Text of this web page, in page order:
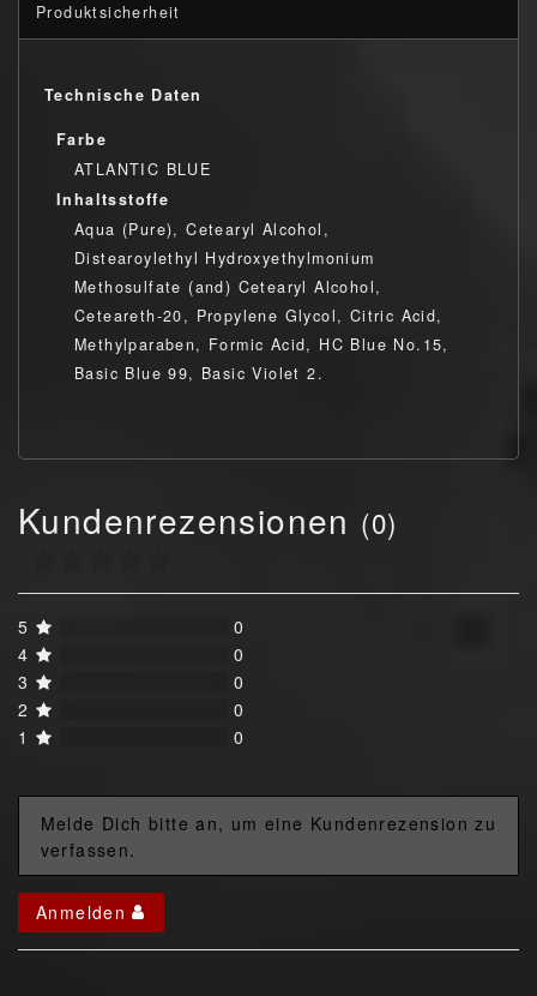
Produktsicherheit
Technische Daten
Farbe
ATLANTIC BLUE
Inhaltsstoffe
Aqua (Pure), Cetearyl Alcohol,
Distearoylethyl Hydroxyethylmonium
Methosulfate (and) Cetearyl Alcohol,
Ceteareth-20, Propylene Glycol, Citric Acid,
Methylparaben, Formic Acid, HC Blue No.15,
Basic Blue 99, Basic Violet 2.
Kundenrezensionen (0)
5
0
4
0
3
0
2
0
1
0
Melde Dich bitte an, um eine Kundenrezension zu
verfassen.
Anmelden